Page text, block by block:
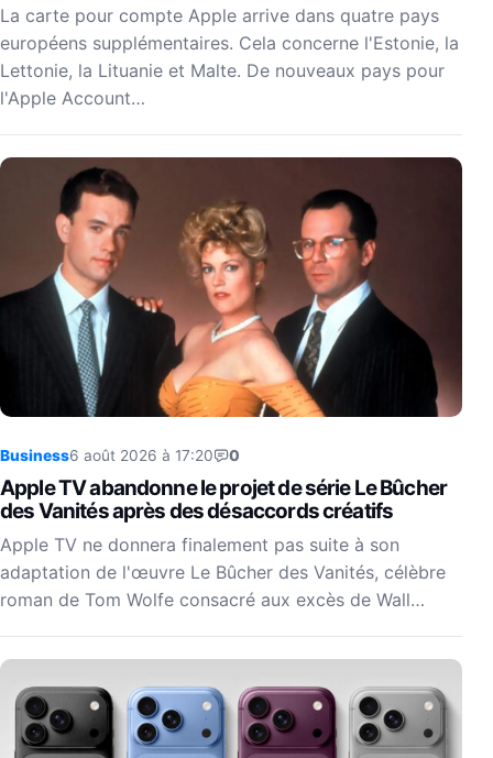
La carte pour compte Apple arrive dans quatre pays
européens supplémentaires. Cela concerne l'Estonie, la
Lettonie, la Lituanie et Malte. De nouveaux pays pour
l'Apple Account…
Business6 août 2026 à 17:20 0
Apple TV abandonne le projet de série Le Bûcher
des Vanités après des désaccords créatifs
Apple TV ne donnera finalement pas suite à son
adaptation de l'œuvre Le Bûcher des Vanités, célèbre
roman de Tom Wolfe consacré aux excès de Wall…